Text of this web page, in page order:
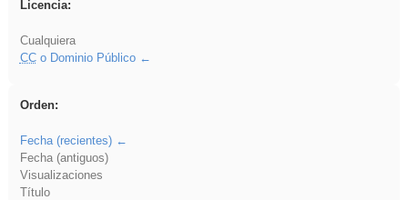
Licencia:
Cualquiera
CCo Dominio Público
Orden:
Fecha (recientes)
Fecha (antiguos)
Visualizaciones
Título